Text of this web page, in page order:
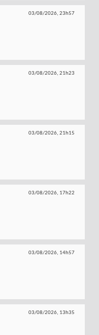
03/08/2026, 23h57
03/08/2026, 21h23
03/08/2026, 21h15
03/08/2026, 17h22
03/08/2026, 14h57
03/08/2026, 13h35